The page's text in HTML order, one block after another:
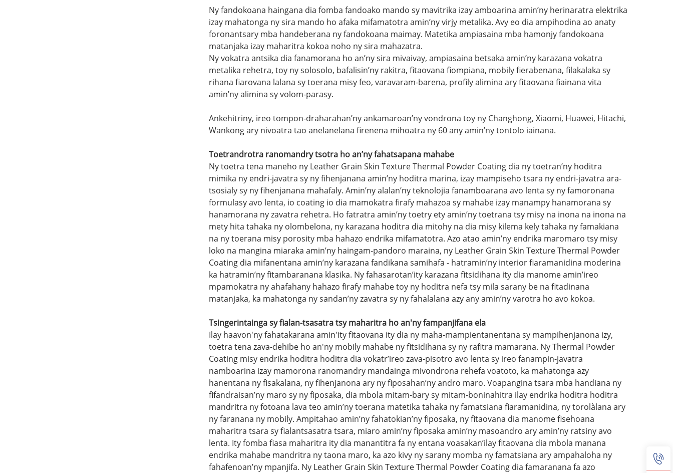
Ny fandokoana haingana dia fomba fandoako mando sy mavitrika izay amboarina amin’ny herinaratra elektrika
izay mahatonga ny sira mando ho afaka mifamatotra amin’ny virjy metalika. Avy eo dia ampihodina ao anaty
foronantsary mba handeberana ny fandokoana maimay. Matetika ampiasaina mba hamonjy fandokoana
matanjaka izay maharitra kokoa noho ny sira mahazatra.
Ny vokatra antsika dia fanamorana ho an’ny sira mivaivay, ampiasaina betsaka amin’ny karazana vokatra
metalika rehetra, toy ny solosolo, bafalisin’ny rakitra, fitaovana fiompiana, mobily fierabenana, filakalaka sy
rihana fiarovana lalana sy toerana misy feo, varavaram-barena, profily alimina ary fitaovana fiainana vita
amin’ny alimina sy volom-parasy.
Ankehitriny, ireo tompon-draharahan’ny ankamaroan’ny vondrona toy ny Changhong, Xiaomi, Huawei, Hitachi,
Wankong ary nivoatra tao anelanelana firenena mihoatra ny 60 any amin’ny tontolo iainana.
Toetrandrotra ranomandry tsotra ho an’ny fahatsapana mahabe
Ny toetra tena maneho ny Leather Grain Skin Texture Thermal Powder Coating dia ny toetran’ny hoditra
mimika ny endri-javatra sy ny fihenjanana amin’ny hoditra marina, izay mampiseho tsara ny endri-javatra ara-
tsosialy sy ny fihenjanana mahafaly. Amin’ny alalan’ny teknolojia fanamboarana avo lenta sy ny famoronana
formulasy avo lenta, io coating io dia mamokatra firafy mahazoa sy mahabe izay manampy hanamorana sy
hanamorana ny zavatra rehetra. Ho fatratra amin’ny toetry ety amin’ny toetrana tsy misy na inona na inona na
mety hita tahaka ny olombelona, ny karazana hoditra dia mitohy na dia misy kilema kely tahaka ny famakiana
na ny toerana misy porosity mba hahazo endrika mifamatotra. Azo atao amin’ny endrika maromaro tsy misy
loko na mangina miaraka amin’ny haingam-pandoro maraina, ny Leather Grain Skin Texture Thermal Powder
Coating dia mifanentana amin’ny karazana fandikana samihafa - hatramin’ny interior fiaramanidina moderina
ka hatramin’ny fitambaranana klasika. Ny fahasarotan’ity karazana fitsidihana ity dia manome amin’ireo
mpamokatra ny ahafahany hahazo firafy mahabe toy ny hoditra nefa tsy mila sarany be na fitadinana
matanjaka, ka mahatonga ny sandan’ny zavatra sy ny fahalalana azy any amin’ny varotra ho avo kokoa.
Tsingerintainga sy fialan-tsasatra tsy maharitra ho an'ny fampanjifana ela
Ilay haavon'ny fahatakarana amin'ity fitaovana ity dia ny maha-mampientanentana sy mampihenjanona izy,
toetra tena zava-dehibe ho an'ny mobily mahabe ny fitsidihana sy ny rafitra mamarana. Ny Thermal Powder
Coating misy endrika hoditra hoditra dia vokatr’ireo zava-pisotro avo lenta sy ireo fanampin-javatra
namboarina izay mamorona ranomandry mandainga mivondrona rehefa voatoto, ka mahatonga azy
hanentana ny fisakalana, ny fihenjanona ary ny fiposahan’ny andro maro. Voapangina tsara mba handiana ny
fifandraisan’ny maro sy ny fiposaka, dia mbola mitam-bary sy mitam-boninahitra ilay endrika hoditra hoditra
mandritra ny fotoana lava teo amin’ny toerana matetika tahaka ny famatsiana fiaramanidina, ny torolàlana ary
ny faranana ny mobily. Ampitahao amin’ny fahatokian’ny fiposaka, ny fitaovana dia manome fisehoana
maharitra tsara sy fialantsasatra tsara, miaro amin’ny fiposaka amin’ny masoandro ary amin’ny ratsiny avo
lenta. Ity fomba fiasa maharitra ity dia manantitra fa ny entana voasakan’ilay fitaovana dia mbola manana
endrika mahabe mandritra ny taona maro, ka azo kivy ny sarany momba ny famatsiana ary ampahaloha ny
fahafenoan’ny mpanjifa. Ny Leather Grain Skin Texture Thermal Powder Coating dia famaranana fa azo